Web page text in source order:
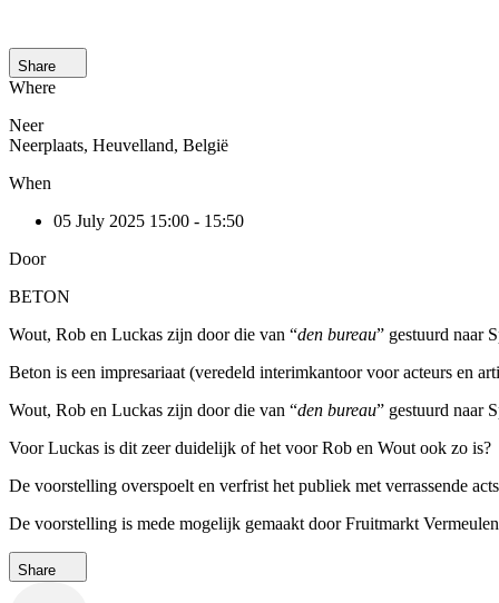
Share
Where
Neer
Neerplaats, Heuvelland, België
When
05 July 2025 15:00 - 15:50
Door
BETON
Wout, Rob en Luckas zijn door die van “den bureau” gestuurd naar
Beton is een impresariaat (veredeld interimkantoor voor acteurs en
Wout, Rob en Luckas zijn door die van “den bureau” gestuurd naar
Voor Luckas is dit zeer duidelijk of het voor Rob en Wout ook zo is?
De voorstelling overspoelt en verfrist het publiek met verrassende
De voorstelling is mede mogelijk gemaakt door Fruitmarkt
Share